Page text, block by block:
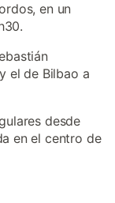
en un
el de Bilbao a
desde
en el centro de